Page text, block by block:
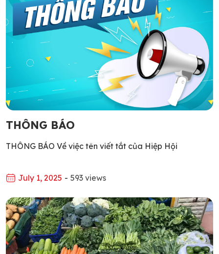
THÔNG BÁO
THÔNG BÁO Về việc tên viết tắt của Hiệp Hội
July 1, 2025 - 593 views